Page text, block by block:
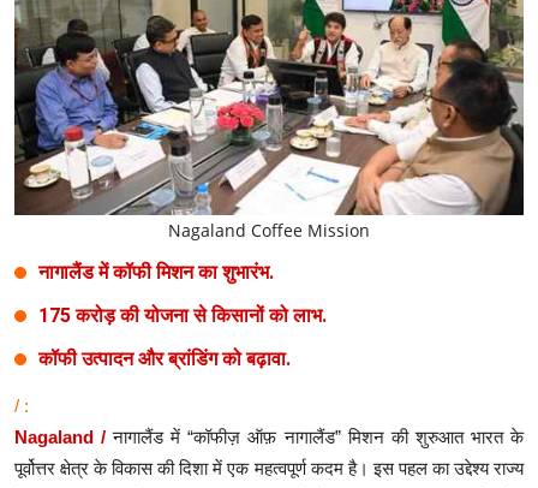
Literature
Tour & Travel
History Speaks
About Us
Nagaland Coffee Mission
नागालैंड में कॉफी मिशन का शुभारंभ.
175 करोड़ की योजना से किसानों को लाभ.
कॉफी उत्पादन और ब्रांडिंग को बढ़ावा.
/ :
Nagaland /नागालैंड में “कॉफीज़ ऑफ़ नागालैंड” मिशन की शुरुआत भारत के
पूर्वोत्तर क्षेत्र के विकास की दिशा में एक महत्वपूर्ण कदम है। इस पहल का उद्देश्य राज्य